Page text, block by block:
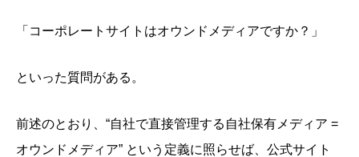
「コーポレートサイトはオウンドメディアですか？」
といった質問がある。
前述のとおり、“自社で直接管理する自社保有メディア =
オウンドメディア” という定義に照らせば、公式サイト